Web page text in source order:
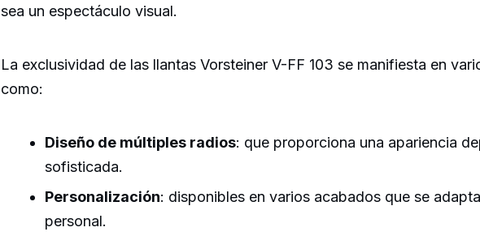
sea un espectáculo visual.
La exclusividad de las llantas Vorsteiner V-FF 103 se manifiesta en
como:
Diseño de múltiples radios: que proporciona una apariencia
sofisticada.
Personalización: disponibles en varios acabados que se
personal.